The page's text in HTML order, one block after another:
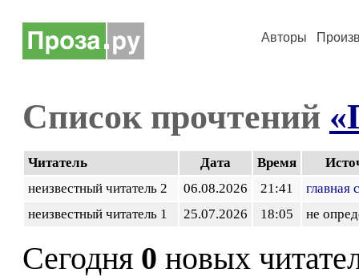
Авторы
Список прочтений
Читатель Дата Время
неизвестный читатель 2
06.08.2026 21:41
главная
неизвестный читатель 1
25.07.2026 18:05 не
Сегодня 0 новых